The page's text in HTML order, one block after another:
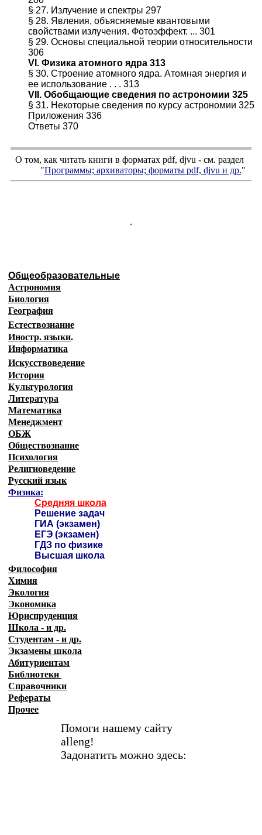
§ 27. Излучение и спектры 297
§ 28. Явления, объясняемые квантовыми
свойствами излучения. Фотоэффект. ... 301
§ 29. Основы специальной теории относительности
306
VI. Физика атомного ядра 313
§ 30. Строение атомного ядра. Атомная энергия и
ее использование . . . 313
VII. Обобщающие сведения по астрономии 325
§ 31. Некоторые сведения по курсу астрономии 325
Приложения 336
Ответы 370
О том, как читать книги в форматах pdf, djvu - см. раздел
"Программы; архиваторы; форматы pdf, djvu и др."
.
Общеобразовательные
Астрономия
Биология
География
Естествознание
Иностр. языки.
Информатика
Искусствоведение
История
Культурология
Литература
Математика
Менеджмент
ОБЖ
Обществознание
Психология
Религиоведение
Русский язык
Физика:
Средняя школа
Решение задач
ГИА (экзамен)
ЕГЭ (экзамен)
ГДЗ по физике
Высшая школа
Философия
Химия
Экология
Экономика
Юриспруденция
Школа - и др.
Студентам - и др.
Экзамены школа
Абитуриентам
Библиотеки
Справочники
Рефераты
Прочее
Помоги нашему сайту
alleng!
Задонатить можно здесь: